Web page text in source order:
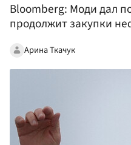
Bloomberg: Моди дал
продолжит закупки
Арина Ткачук